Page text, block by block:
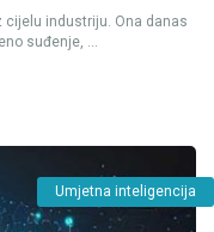
cijelu industriju. Ona danas
suđenje, ...
Umjetna inteligencija